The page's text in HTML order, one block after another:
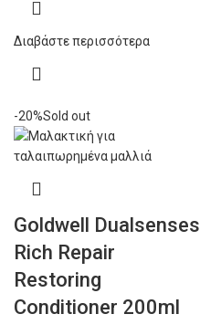
Διαβάστε περισσότερα
-20%Sold out
Goldwell Dualsenses
Rich Repair
Restoring
Conditioner 200ml